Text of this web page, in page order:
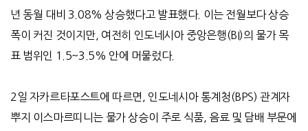
년 동월 대비
3.08%상승했다고 발표했다. 이는 전월보다 상승
폭이 커진 것이지만 여전히 인도네시아 중앙은행(BI)의 물가 목
표 범위인 1.5~3.5% 안에 머물렀다.
2일 자카르타포스트에 따르면 인도네시아 통계청(BPS)관계자
뿌지 이스마르띠니는 물가 상승이 주로 식품, 음료 및 담배 부문에